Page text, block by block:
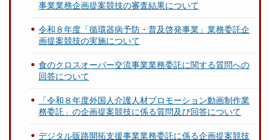
事業業務企画提案競技の審査結果について
令和８年度「循環器病予防・普及啓発事業」業務委託企
画提案競技の実施について
食のクロスオーバー交流事業業務委託に関する質問への
回答について
「令和８年度外国人介護人材プロモーション動画制作業
務委託」の企画提案競技に係る質問及び回答について
デジタル販路開拓支援事業業務委託に係る企画提案競技